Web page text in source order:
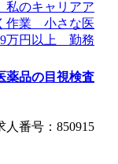
薬品の目視検査
番号：850915